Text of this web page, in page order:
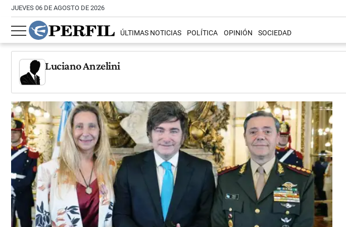
JUEVES 06 DE AGOSTO DE 2026
ÚLTIMAS NOTICIAS POLÍTICA OPINIÓN SOCIEDAD
Luciano Anzelini